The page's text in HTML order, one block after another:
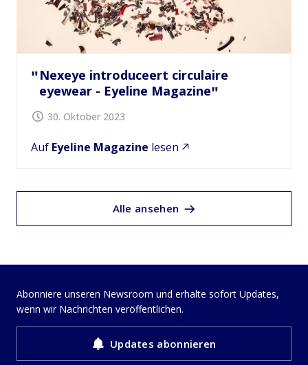
Nexeye introduceert circulaire
eyewear - Eyeline Magazine
30. Oktober 2023
Auf Eyeline Magazine lesen
Alle ansehen
Abonniere unseren Newsroom und erhalte sofort Updates,
wenn wir Nachrichten veröffentlichen.
Updates abonnieren